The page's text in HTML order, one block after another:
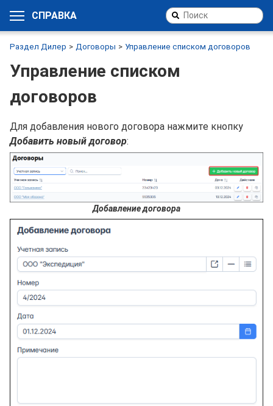
СПРАВКА
Раздел Дилер Договоры Управление списком договоров
Управление списком
договоров
Для добавления нового договора нажмите кнопку
Добавить новый договор:
Добавление договора